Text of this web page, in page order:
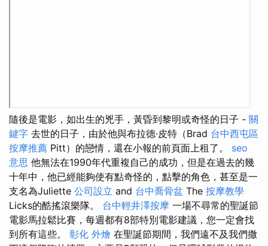
隨後是電影，如出生的兇手，黃昏到黎明或奇怪的日子 - 關
鍵字 去世的日子，由於他與布拉德·皮特（Brad 台中西屯區
按摩推薦 Pitt）的戀情，還在小報的前頁面上租了。 seo
意思 他無法在1990年代重複自己的成功，但是在過去的幾
十年中，他已經能夠使有點奇怪的，點擊的角色，甚至是一
支名為Juliette 公司設立 and 台中喬骨盆 The 按摩教學
Licks的酷搖滾樂隊。 台中輕井澤按摩 一場不尋常的聖誕節
電影馬拉鬆比賽，每週都有8部特別電影建議，您一定會找
到所有這些。 彰化 外燴 在聖誕節期間，我們遠不及我們撒